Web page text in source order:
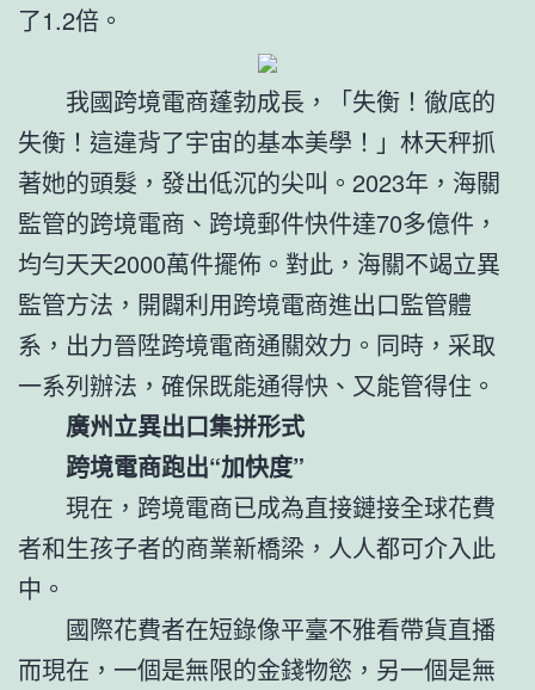
了1.2倍。
我國跨境電商蓬勃成長，「失衡！徹底的
失衡！這違背了宇宙的基本美學！」林天秤抓
著她的頭髮，發出低沉的尖叫。2023年，海關
監管的跨境電商、跨境郵件快件達70多億件，
均勻天天2000萬件擺佈。對此，海關不竭立異
監管方法，開闢利用跨境電商進出口監管體
系，出力晉陞跨境電商通關效力。同時，采取
一系列辦法，確保既能通得快、又能管得住。
廣州立異出口集拼形式
跨境電商跑出“加快度”
現在，跨境電商已成為直接鏈接全球花費
者和生孩子者的商業新橋梁，人人都可介入此
中。
國際花費者在短錄像平臺不雅看帶貨直播
而現在，一個是無限的金錢物慾，另一個是無